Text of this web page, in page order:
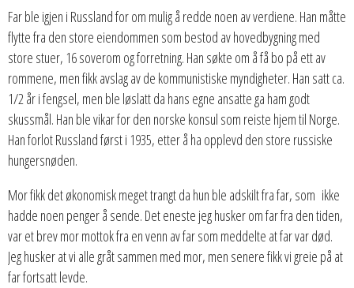
Far ble igjen i Russland for om mulig å redde noen av verdiene. Han måtte
flytte fra den store eiendommen som bestod av hovedbygning med
store stuer, 16 soverom og forretning. Han søkte om å få bo på ett av
rommene, men fikk avslag av de kommunistiske myndigheter. Han satt ca.
1/2 år i fengsel, men ble løslatt da hans egne ansatte ga ham godt
skussmål. Han ble vikar for den norske konsul som reiste hjem til Norge.
Han forlot Russland først i 1935, etter å ha opplevd den store russiske
hungersnøden.
Mor fikk det økonomisk meget trangt da hun ble adskilt fra far, som ikke
hadde noen penger å sende. Det eneste jeg husker om far fra den tiden,
var et brev mor mottok fra en venn av far som meddelte at far var død.
Jeg husker at vi alle gråt sammen med mor, men senere fikk vi greie på at
far fortsatt levde.